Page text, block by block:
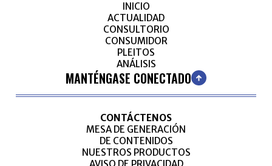
INICIO
ACTUALIDAD
CONSULTORIO
CONSUMIDOR
PLEITOS
ANÁLISIS
MANTÉNGASE CONECTADO
CONTÁCTENOS
MESA DE GENERACIÓN
DE CONTENIDOS
NUESTROS PRODUCTOS